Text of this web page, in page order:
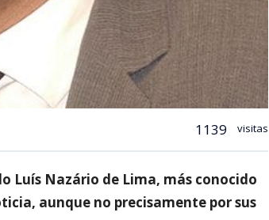
1139 visitas
Luís Nazário de Lima, más conocido
aunque no precisamente por sus